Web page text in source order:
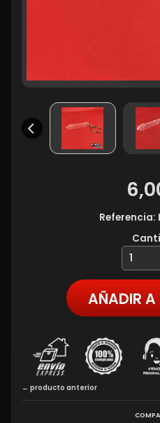
Referencia:
AÑADIR A
← producto anterior